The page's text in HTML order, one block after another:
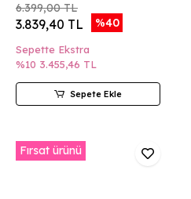
6.399,00 TL
3.839,40 TL %40
Sepette Ekstra
%10 3.455,46 TL
Sepete Ekle
Fırsat ürünü